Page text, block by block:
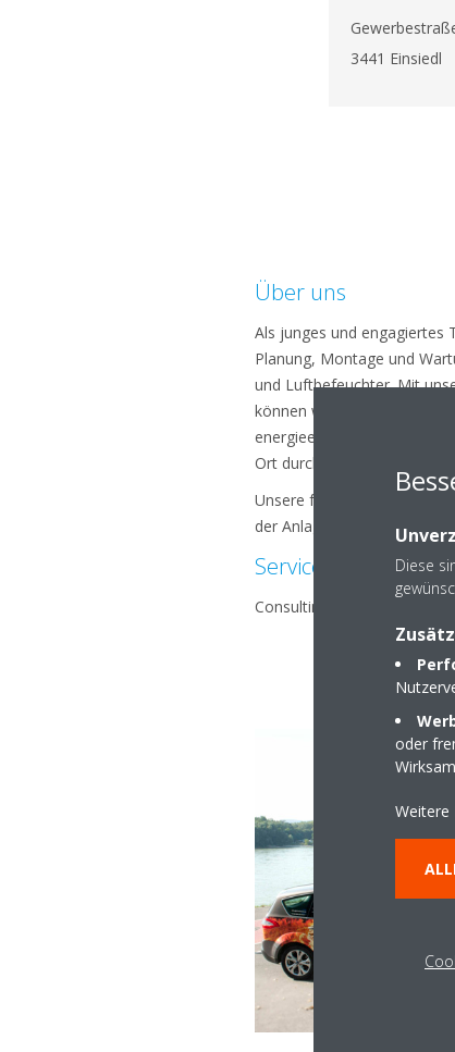
3441 Einsiedl
Über uns
Als junges und engagiertes
Planung, Montage und
und Luftbefeuchter. Mit
können wir auf Ihre
energieeffizienteste
Ort durchgeführt.
Unsere fachausgebildeten
der Anlage zu gewährleisten.
Services
Consulting, Planung,
Diese
oder
Weitere